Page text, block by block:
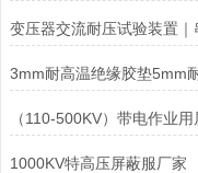
1000KV特高压屏蔽服厂家